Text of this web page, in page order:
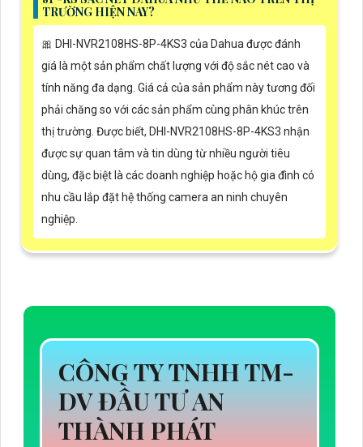
TRƯỜNG HIỆN NAY?
🎀 DHI-NVR2108HS-8P-4KS3 của Dahua được đánh
giá là một sản phẩm chất lượng với độ sắc nét cao và
tính năng đa dạng. Giá cả của sản phẩm này tương đối
phải chăng so với các sản phẩm cùng phân khúc trên
thị trường. Được biết, DHI-NVR2108HS-8P-4KS3 nhận
được sự quan tâm và tin dùng từ nhiều người tiêu
dùng, đặc biệt là các doanh nghiệp hoặc hộ gia đình có
nhu cầu lắp đặt hệ thống camera an ninh chuyên
nghiệp.
CÔNG TY TNHH TM-
DV ĐẦU TƯ AN
THÀNH PHÁT